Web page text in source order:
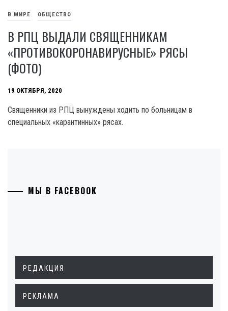
В МИРЕ ОБЩЕСТВО
В РПЦ ВЫДАЛИ СВЯЩЕННИКАМ
«ПРОТИВОКОРОНАВИРУСНЫЕ» РЯСЫ
(ФОТО)
19 ОКТЯБРЯ, 2020
Священники из РПЦ вынуждены ходить по больницам в
специальных «карантинных» рясах.
МЫ В FACEBOOK
РЕДАКЦИЯ
РЕКЛАМА